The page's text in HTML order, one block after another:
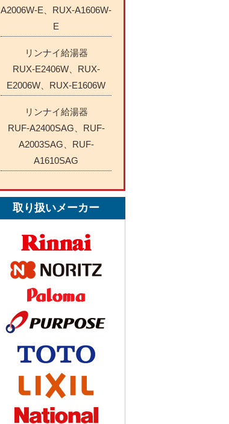
A2006W-E、RUX-A1606W-
E
リンナイ給湯器
RUX-E2406W、RUX-
E2006W、RUX-E1606W
リンナイ給湯器
RUF-A2400SAG、RUF-
A2003SAG、RUF-
A1610SAG
取り扱いメーカー